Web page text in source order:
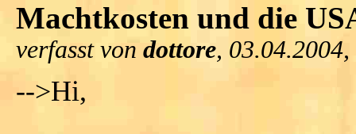
Machtkosten und die
verfasst von dottore,
-->Hi,